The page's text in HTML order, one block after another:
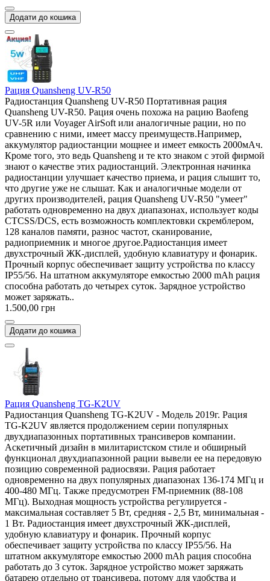
Додати до кошика
Рация Quansheng UV-R50
Радиостанция Quansheng UV-R50 Портативная рация
Quansheng UV-R50. Рация очень похожа на рацию Baofeng
UV-5R или Voyager AirSoft или аналогичные рации, но по
сравнению с ними, имеет массу преимуществ.Например,
аккумулятор радиостанции мощнее и имеет емкость 2000мАч.
Кроме того, это ведь Quansheng и те кто знаком с этой фирмой
знают о качестве этих радиостанций. Электронная начинка
радиостанции улучшает качество приема, и рация слышит то,
что другие уже не слышат. Как и аналогичные модели от
других производителей, рация Quansheng UV-R50 "умеет"
работать одновременно на двух диапазонах, использует коды
CTCSS/DCS, есть возможность комплектовки скремблером,
128 каналов памяти, разнос частот, сканирование,
радиоприемник и многое другое.Радиостанция имеет
двухстрочный ЖК-дисплей, удобную клавиатуру и фонарик.
Прочный корпус обеспечивает защиту устройства по классу
IP55/56. На штатном аккумуляторе емкостью 2000 mAh рация
способна работать до четырех суток. Зарядное устройство
может заряжать..
1.500,00 грн
Додати до кошика
Рация Quansheng TG-K2UV
Радиостанция Quansheng TG-K2UV - Модель 2019г. Рация
TG-K2UV является продолжением серии популярных
двухдиапазонных портативных трансиверов компании.
Аскетичный дизайн в милитаристском стиле и обширный
функционал двухдиапазонной рации вывели ее на передовую
позицию современной радиосвязи. Рация работает
одновременно на двух популярных диапазонах 136-174 МГц и
400-480 МГц. Также предусмотрен FM-приемник (88-108
МГц). Выходная мощность устройства регулируется -
максимальная составляет 5 Вт, средняя - 2,5 Вт, минимальная -
1 Вт. Радиостанция имеет двухстрочный ЖК-дисплей,
удобную клавиатуру и фонарик. Прочный корпус
обеспечивает защиту устройства по классу IP55/56. На
штатном аккумуляторе емкостью 2000 mAh рация способна
работать до 3 суток. Зарядное устройство может заряжать
батарею отдельно от трансивера, потому для удобства и